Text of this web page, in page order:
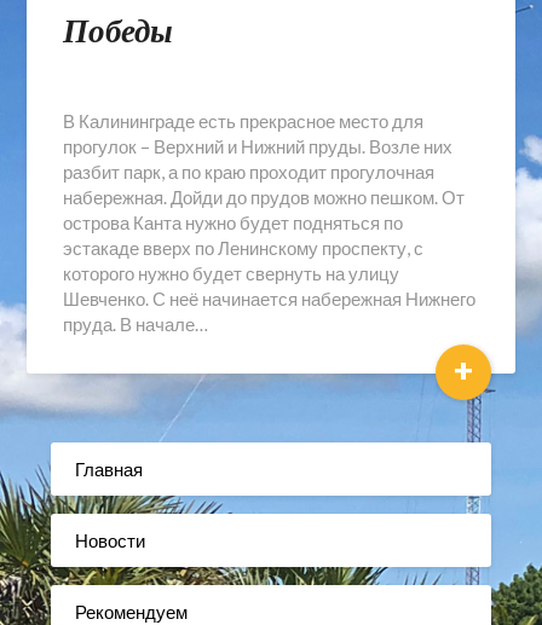
Победы
В Калининграде есть прекрасное место для
прогулок – Верхний и Нижний пруды. Возле них
разбит парк, а по краю проходит прогулочная
набережная. Дойди до прудов можно пешком. От
острова Канта нужно будет подняться по
эстакаде вверх по Ленинскому проспекту, с
которого нужно будет свернуть на улицу
Шевченко. С неё начинается набережная Нижнего
пруда. В начале…
+
Главная
Новости
Рекомендуем